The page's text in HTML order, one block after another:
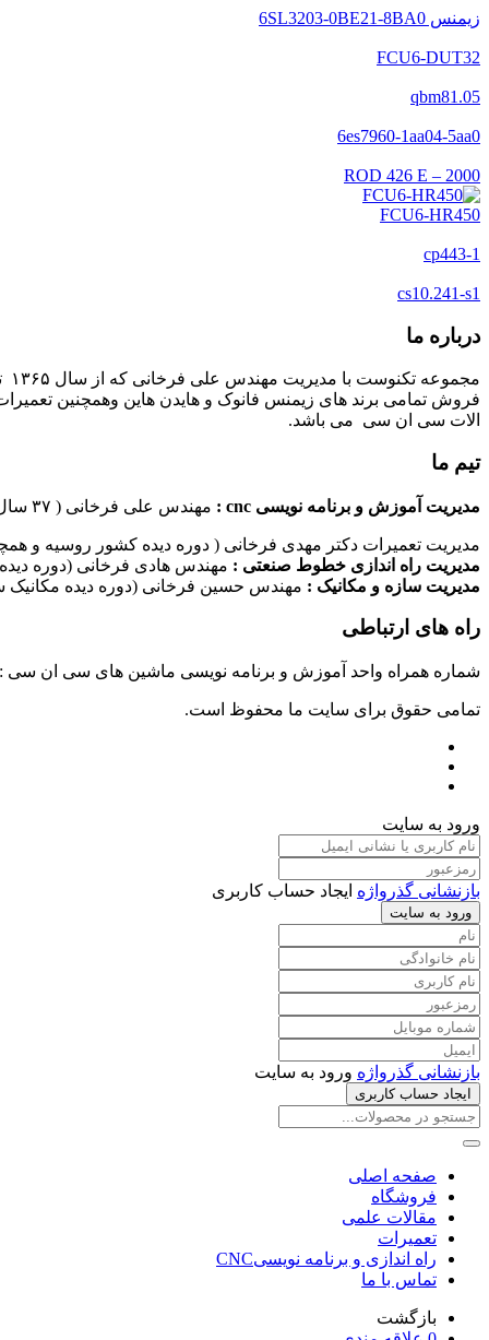
زیمنس 6SL3203-0BE21-8BA0
FCU6-DUT32
qbm81.05
6es7960-1aa04-5aa0
ROD 426 E – 2000
FCU6-HR450
cp443-1
cs10.241-s1
درباره ما
فروش تمامی برند های زیمنس فانوک و هایدن هاین وهمچنین
الات سی ان سی می باشد.
تیم ما
مدیریت آموزش و برنامه نویسی cnc : مهندس علی فرخانی ( ۳۷ سال سابقه کاری در امر برنامه نویسی ماشین های سی ان سی)
مدیریت تعمیرات دکتر مهدی فرخانی ( دوره دیده کشور روسیه و
مدیریت راه اندازی خطوط صنعتی : مهندس هادی فرخانی (دوره
مدیریت سازه و مکانیک : مهندس حسین فرخانی (دوره دیده مکانیک
راه های ارتباطی
شماره همراه واحد آموزش و برنامه نویسی ماشین های سی ان سی : ۰۹۱۲۴۰۹۶۱۷۹ شماره همراه واحد راه اندازی خطوط ماشین آلات صنعتی : ۰۹۱۰۱۹۹۷۴۷۰ شماره همراه واحد تعمیرات : ۰۹۳۸۳۵۲۷۴۵۱
تمامی حقوق برای سایت ما محفوظ است.
ورود به سایت
بازنشانی گذرواژه ایجاد حساب کاربری
ورود به سایت
بازنشانی گذرواژه ورود به سایت
ایجاد حساب کاربری
صفحه اصلی
فروشگاه
مقالات علمی
تعمیرات
راه اندازی و برنامه نویسیCNC
تماس با ما
بازگشت